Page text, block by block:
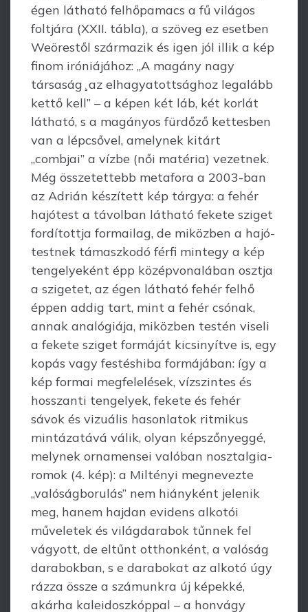
égen látható felhőpamacs a fű világos
foltjára (XXII. tábla), a szöveg ez esetben
Weörestől származik és igen jól illik a kép
finom iró­niájához: „A magány nagy
társaság¸az elhagyatottsághoz legalább
kettő kell” – a képen két láb, két korlát
látható, s a magányos fürdőző kettesben
van a lépcsővel, amelynek kitárt
„combjai” a vízbe (női matéria) vezetnek.
Még összetettebb metafora a 2003-ban
az Adrián készített kép tárgya: a fehér
hajótest a távolban látható fekete sziget
fordítottja formailag, de miközben a hajó­
test­nek támaszkodó férfi mintegy a kép
tengelyeként épp középvonalában osztja
a szigetet, az égen látható fehér felhő
éppen addig tart, mint a fehér csónak,
annak analógiája, miközben testén viseli
a fekete sziget formáját kicsinyítve is, egy
kopás vagy festéshiba formájában: így a
kép formai megfelelések, vízszintes és
hosszanti ten­gelyek, fekete és fehér
sávok és vizuális hasonlatok ritmikus
mintázatává válik, olyan képszőnyeggé,
melynek ornamensei valóban nosztalgia-
romok (4. kép): a Miltényi megnevezte
„valóságborulás” nem hiányként jelenik
meg, hanem hajdan evidens alkotói
műveletek és világdarabok tűnnek fel
vágyott, de eltűnt otthonként, a valóság
darabokban, s e darabokat az alkotó úgy
rázza össze a számunkra új képekké,
akárha kaleidoszkóppal – a honvágy